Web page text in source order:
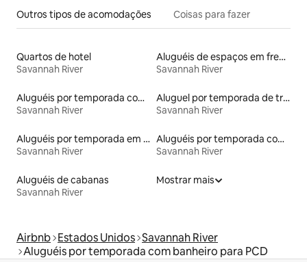
Outros tipos de acomodações Coisas para fazer
Quartos de hotel
Savannah River
Aluguéis de espaços em frente à praia
Savannah River
Aluguéis por temporada com acesso ao lago
Savannah River
Aluguel por temporada de trailers
Savannah River
Aluguéis por temporada em hotéis-fazenda
Savannah River
Aluguéis por temporada com cama de altura acessível
Savannah River
Aluguéis de cabanas
Savannah River
Mostrar mais
Airbnb Estados Unidos Savannah River
Aluguéis por temporada com banheiro para PCD